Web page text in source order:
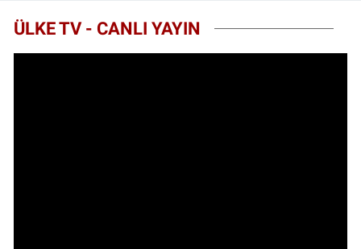
ÜLKE TV - CANLI YAYIN